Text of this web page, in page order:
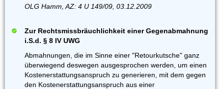
OLG Hamm, AZ: 4 U 149/09, 03.12.2009
Zur Rechtsmissbräuchlichkeit einer Gegenabmahnung
i.S.d. § 8 IV UWG
Abmahnungen, die im Sinne einer "Retourkutsche" ganz
überwiegend deswegen ausgesprochen werden, um einen
Kostenerstattungsanspruch zu generieren, mit dem gegen
den Kostenerstattungsanspruch aus einer